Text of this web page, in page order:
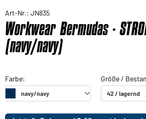
Art-Nr.: JN835
Workwear Bermudas -
(navy/navy)